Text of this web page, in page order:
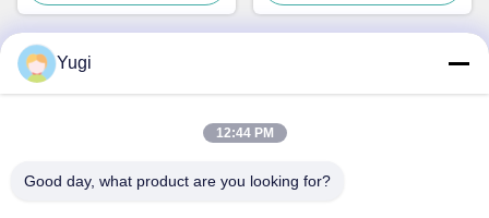
Ruang 502, Bangunan 5, Taman Real Estate Qide, No. 2-1,
Yugi
12:44 PM
Good day, what product are you looking for?